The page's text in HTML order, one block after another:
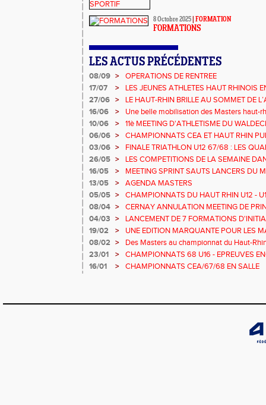
8 Octobre 2025 FORMATION
FORMATIONS
LES ACTUS PRÉCÉDENTES
08/09 >
OPERATIONS DE RENTREE
17/07
>
LES JEUNES ATHLETES HAUT RHINOIS
CHAMPIONNATS DE FRANCE AVENIR
27/06 >
LE HAUT-RHIN BRILLE AU SOMMET DE
!
16/06 >
Une belle mobilisation des Masters haut-
Grand Est 2025
10/06 >
11è MEETING D'ATHLETISME DU
06/06 >
CHAMPIONNATS CEA ET HAUT RHIN
03/06 >
FINALE TRIATHLON U12 67/68 : LES
26/05 >
LES COMPETITIONS DE LA SEMAINE
16/05
>
MEETING SPRINT SAUTS LANCERS DU
13/05
>
AGENDA MASTERS
05/05 >
CHAMPIONNATS DU HAUT RHIN U12 -
08/04 >
CERNAY ANNULATION MEETING DE
04/03 >
LANCEMENT DE 7 FORMATIONS
19/02
>
UNE EDITION MARQUANTE POUR LES
08/02 >
Des Masters au championnat du Haut-
23/01
>
CHAMPIONNATS 68 U16 - EPREUVES
EN SALLE
16/01 > CHAMPIONNATS CEA/67/68 EN SALLE